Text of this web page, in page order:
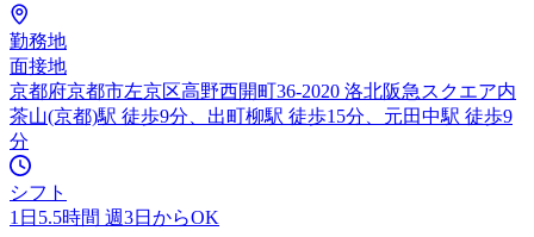
勤務地
面接地
京都府京都市左京区高野西開町36-2020 洛北阪急スクエア内
茶山(京都)駅 徒歩9分、出町柳駅 徒歩15分、元田中駅 徒歩9
分
シフト
1日5.5時間 週3日からOK